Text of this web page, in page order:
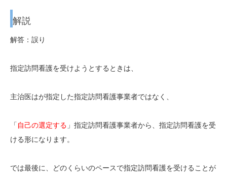
解説
解答：誤り
指定訪問看護を受けようとするときは、
主治医はが指定した指定訪問看護事業者ではなく、
「 自己の選定する 」 指定訪問看護事業者から、指定訪問看護を受
ける形になります。
では最後に、どのくらいのペースで指定訪問看護を受けることが